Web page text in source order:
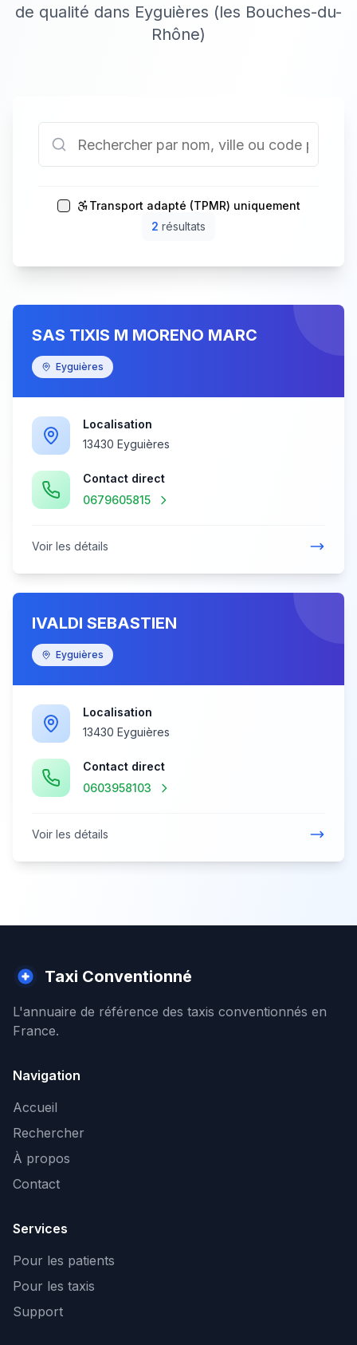
de qualité dans Eyguières (les Bouches-du-
Rhône)
Transport adapté (TPMR) uniquement
2 résultats
SAS TIXIS M MORENO MARC
Eyguières
Localisation
13430 Eyguières
Contact direct
0679605815
Voir les détails
IVALDI SEBASTIEN
Eyguières
Localisation
13430 Eyguières
Contact direct
0603958103
Voir les détails
Taxi Conventionné
L'annuaire de référence des taxis conventionnés en
France.
Navigation
Accueil
Rechercher
À propos
Contact
Services
Pour les patients
Pour les taxis
Support